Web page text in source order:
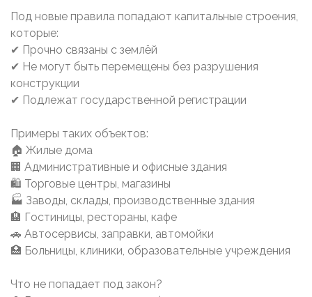
Под новые правила попадают капитальные строения,
которые:
✔ Прочно связаны с землёй
✔ Не могут быть перемещены без разрушения
конструкции
✔ Подлежат государственной регистрации
Примеры таких объектов:
🏠 Жилые дома
🏢 Административные и офисные здания
🛍 Торговые центры, магазины
🏭 Заводы, склады, производственные здания
🏨 Гостиницы, рестораны, кафе
🚗 Автосервисы, заправки, автомойки
🏥 Больницы, клиники, образовательные учреждения
Что не попадает под закон?